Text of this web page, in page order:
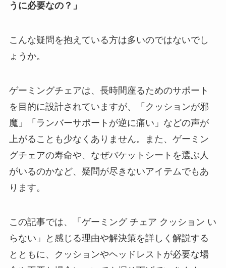
うに必要なの？」
こんな疑問を抱えている方は多いのではないでし
ょうか。
ゲーミングチェアは、長時間座るためのサポート
を目的に設計されていますが、「クッションが邪
魔」「ランバーサポートが逆に痛い」などの声が
上がることも少なくありません。また、ゲーミン
グチェアの寿命や、なぜバケットシートを選ぶ人
がいるのかなど、疑問が尽きないアイテムでもあ
ります。
この記事では、「ゲーミング チェア クッション い
らない」と感じる理由や解決策を詳しく解説する
とともに、クッションやヘッドレストが必要な場